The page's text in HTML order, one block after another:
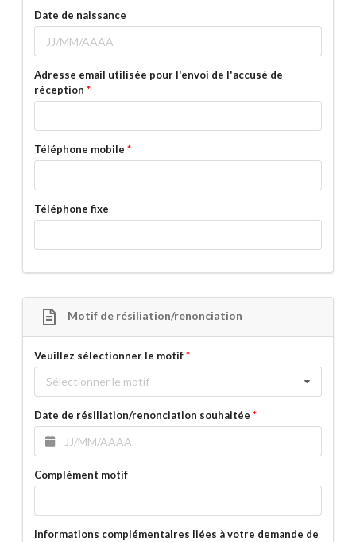
Date de naissance
Adresse email utilisée pour l'envoi de l'accusé de
réception
Téléphone mobile
Téléphone fixe
Motif de résiliation/renonciation
Veuillez sélectionner le motif
Sélectionner le motif
Date de résiliation/renonciation souhaitée
Complément motif
Informations complémentaires liées à votre demande de